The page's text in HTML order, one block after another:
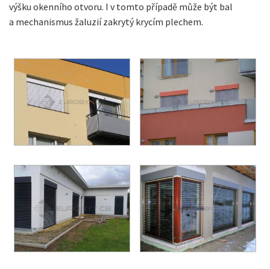
výšku okenního otvoru. I v tomto případě může být bal
a mechanismus žaluzií zakrytý krycím plechem.